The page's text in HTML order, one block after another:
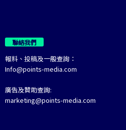
聯絡我們
報料、投稿及一般查詢：
Info@points-media.com
廣告及贊助查詢:
marketing@points-media.com